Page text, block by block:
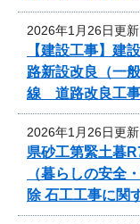
2026年1月26日更新
【建設工事】
路新設改良（一
線 道路改良工事
2026年1月26日更新
県砂工第緊土暮
（暮らしの安全
除 石工工事に関